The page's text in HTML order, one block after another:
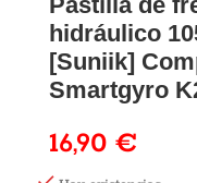
hidráulico
[Suniik]
Smartgyro
16,90 €